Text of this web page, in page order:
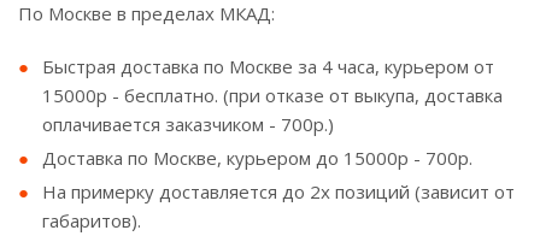
По Москве в пределах МКАД:
Быстрая доставка по Москве за 4 часа, курьером от
15000р - бесплатно. (при отказе от выкупа, доставка
оплачивается заказчиком - 700р.)
Доставка по Москве, курьером до 15000р - 700р.
На примерку доставляется до 2х позиций (зависит от
габаритов).